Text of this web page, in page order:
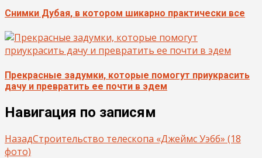
Снимки Дубая, в котором шикарно практически все
Прекрасные задумки, которые помогут приукрасить
дачу и превратить ее почти в эдем
Навигация по записям
НазадСтроительство телескопа «Джеймс Уэбб» (18
фото)